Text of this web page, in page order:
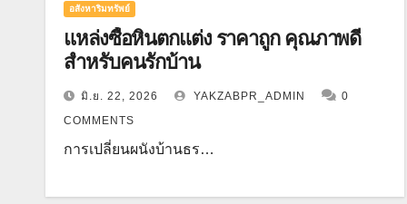
อสังหาริมทรัพย์
แหล่งซื้อหินตกแต่ง ราคาถูก คุณภาพดี
สำหรับคนรักบ้าน
มิ.ย. 22, 2026 YAKZABPR_ADMIN
0
COMMENTS
การเปลี่ยนผนังบ้านธร…